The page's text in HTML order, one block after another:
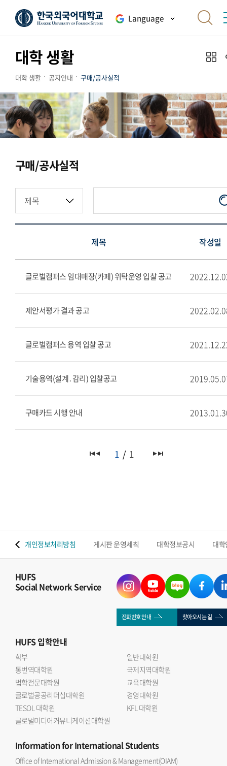
Language
대학 생활
대학 생활 공지안내 구매/공사실적
구매/공사실적
제목 작성일
글로벌캠퍼스 임대매장(카페) 위탁운영 입찰 공고
제안서평가 결과 공고
글로벌캠퍼스 용역 입찰 공고
기술용역(설계․감리) 입찰공고
구매카드 시행 안내
1 1
개인정보처리방침 게시판 운영세칙 대학정보공시 대
HUFS
Social Network Service
전화번호 안내 찾아오시는 길
HUFS입학안내
학부
일반대학원
통번역대학원
국제지역대학원
법학전문대학원
교육대학원
글로벌공공리더십대학원
경영대학원
TESOL 대학원
KFL 대학원
글로벌미디어커뮤니케이션대학원
Informationfor International Students
Office of International Admission & Management(OIAM)